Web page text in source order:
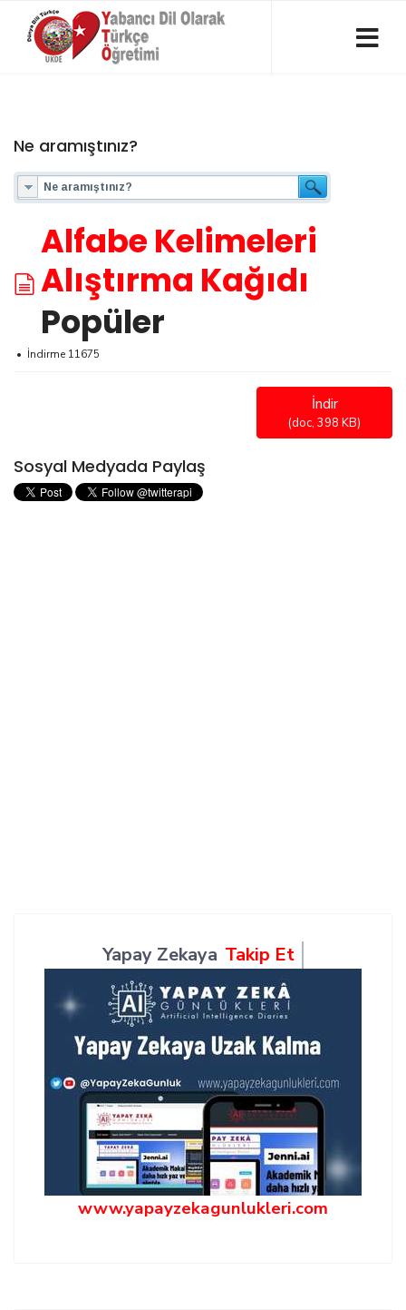
Ne aramıştınız?
belgeler
Alfabe Kelimeleri
Alıştırma Kağıdı
Popüler
İndirme 11675
İndir
(doc, 398 KB)
Sosyal Medyada Paylaş
Yapay Zekaya Takip Et
www.yapayzekagunlukleri.com